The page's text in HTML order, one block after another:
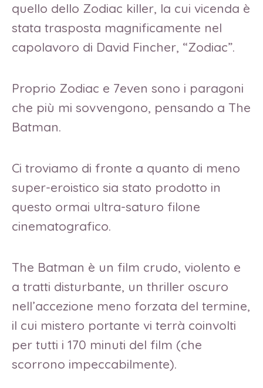
quello dello Zodiac killer, la cui vicenda è
stata trasposta magnificamente nel
capolavoro di David Fincher, “Zodiac”.
Proprio Zodiac e 7even sono i paragoni
che più mi sovvengono, pensando a The
Batman.
Ci troviamo di fronte a quanto di meno
super-eroistico sia stato prodotto in
questo ormai ultra-saturo filone
cinematografico.
The Batman è un film crudo, violento e
a tratti disturbante, un thriller oscuro
nell’accezione meno forzata del termine,
il cui mistero portante vi terrà coinvolti
per tutti i 170 minuti del film (che
scorrono impeccabilmente).